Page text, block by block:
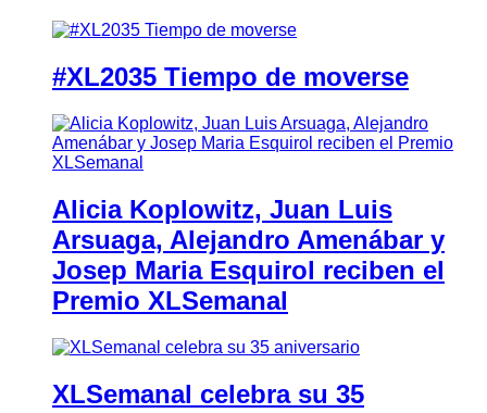
#XL2035 Tiempo de moverse
Alicia Koplowitz, Juan Luis
Arsuaga, Alejandro Amenábar y
Josep Maria Esquirol reciben el
Premio XLSemanal
XLSemanal celebra su 35